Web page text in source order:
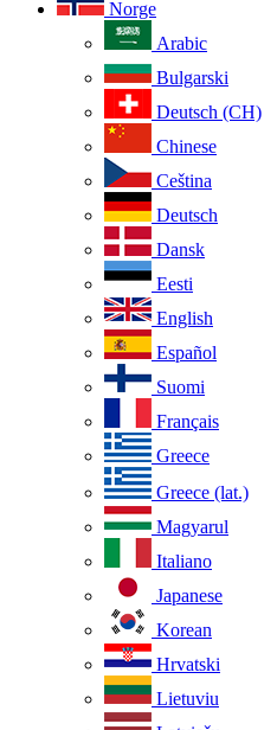
Norge
Arabic
Bulgarski
Deutsch (CH)
Chinese
Ceština
Deutsch
Dansk
Eesti
English
Español
Suomi
Français
Greece
Greece (lat.)
Magyarul
Italiano
Japanese
Korean
Hrvatski
Lietuviu